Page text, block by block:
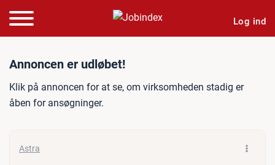
Log ind
Jobannonce: 2. level
Annoncen er udløbet!
Klik på annoncen for at se, om virksomheden stadig er
åben for ansøgninger.
Astra